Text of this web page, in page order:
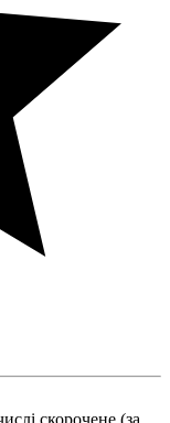
скорочене (за